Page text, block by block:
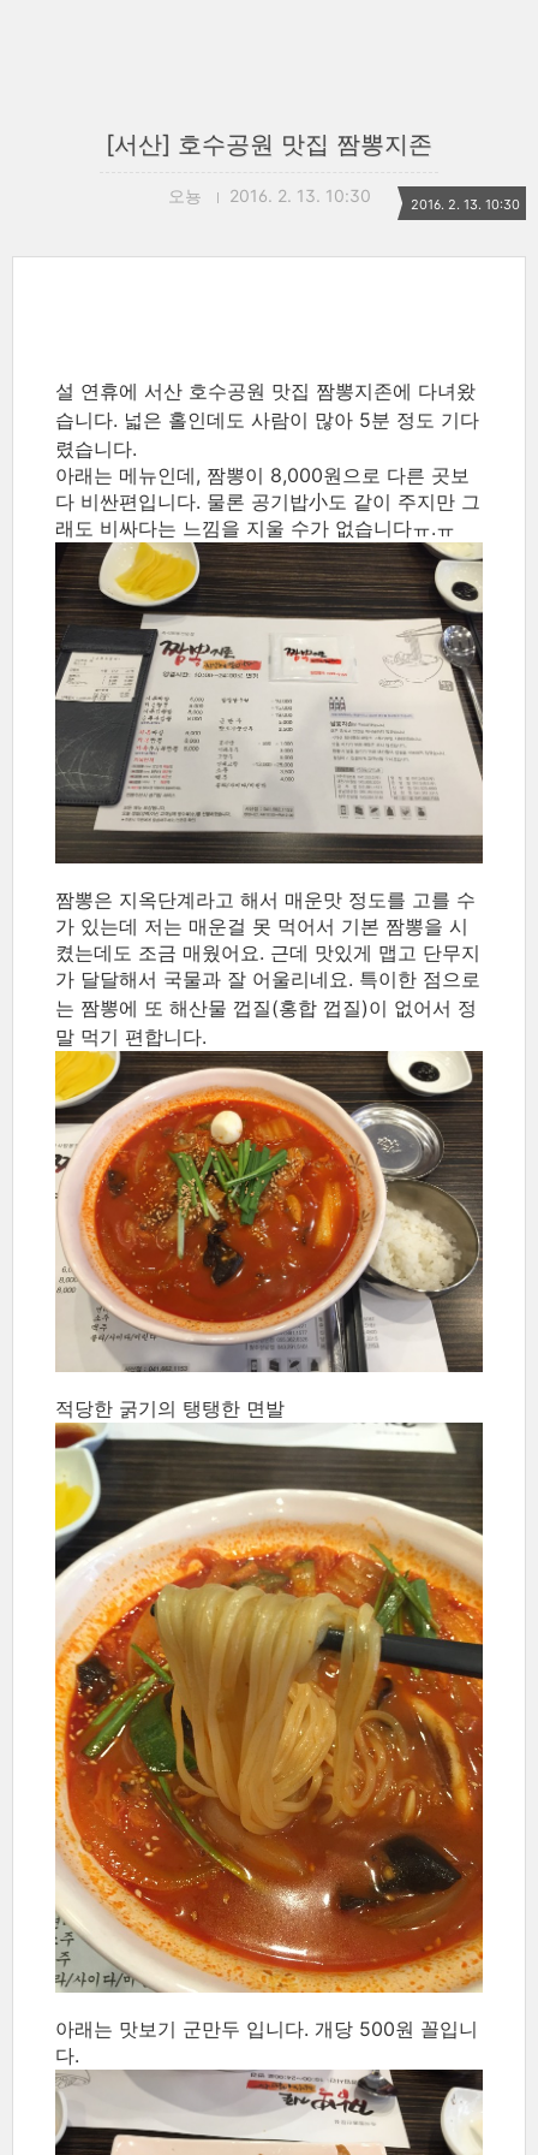
[서산] 호수공원 맛집 짬뽕지존
오뇽 2016. 2. 13. 10:30 2016. 2. 13. 10:30
설 연휴에 서산 호수공원 맛집 짬뽕지존에 다녀왔
습니다. 넓은 홀인데도 사람이 많아 5분 정도 기다
렸습니다.
아래는 메뉴인데, 짬뽕이 8,000원으로 다른 곳보
다 비싼편입니다. 물론 공기밥小도 같이 주지만 그
래도 비싸다는 느낌을 지울 수가 없습니다ㅠ.ㅠ
짬뽕은 지옥단계라고 해서 매운맛 정도를 고를 수
가 있는데 저는 매운걸 못 먹어서 기본 짬뽕을 시
켰는데도 조금 매웠어요. 근데 맛있게 맵고 단무지
가 달달해서 국물과 잘 어울리네요. 특이한 점으로
는 짬뽕에 또 해산물 껍질(홍합 껍질)이 없어서 정
말 먹기 편합니다.
적당한 굵기의 탱탱한 면발
아래는 맛보기 군만두 입니다. 개당 500원 꼴입니
다.